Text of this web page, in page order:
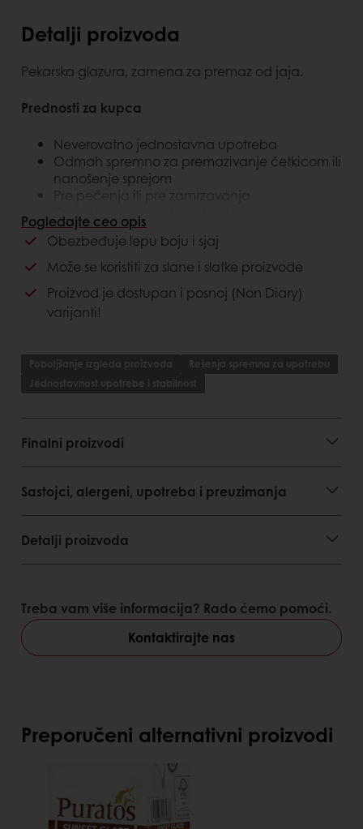
Detalji proizvoda
Pekarska glazura, zamena za premaz od jaja.
Prednosti za kupca
Neverovatno jednostavna upotreba
Odmah spremno za premazivanje četkicom ili
nanošenje sprejom
Pre pečenja ili pre zamrzavanja
Garantuje konstantan, dugotrajan sjaj
Doprinosi održanju svežine
Može se razblažiti do 30% vodom
Prednosti za potrošača
Proizvodi nisu lepljivi
Bez glutena, holesterola i bez konzervansa
Pogledajte ceo opis
Obezbeđuje lepu boju i sjaj
Može se koristiti za slane i slatke proizvode
Proizvod je dostupan i posnoj (Non Diary)
varijanti!
Poboljšanje izgleda proizvoda
Rešenja spremna za upotrebu
Jednostavnost upotrebe i stabilnost
Finalni proizvodi
Sastojci, alergeni, upotreba i preuzimanja
Detalji proizvoda
Treba vam više informacija? Rado ćemo pomoći.
Kontaktirajte nas
Preporučeni alternativni proizvodi